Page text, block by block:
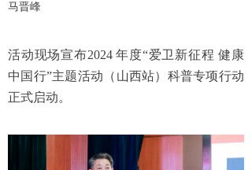
马晋峰
活动现场宣布2024 年度“爱卫新征程 健康
中国行”主题活动（山西站）科普专项行动
正式启动。